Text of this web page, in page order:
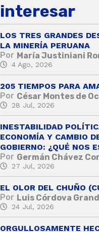
interesar
LOS TRES GRANDES
LA MINERÍA PERUANA
Por María Justiniani
4 Ago, 2026
205 TIEMPOS PARA
Por César Montes de
28 Jul, 2026
INESTABILIDAD
ECONOMÍA Y CAMBIO
GOBIERNO: ¿QUÉ NOS
Por Germán Chávez
27 Jul, 2026
EL OLOR DEL CHUÑO
Por Luis Córdova
24 Jul, 2026
ORGULLOSAMENTE